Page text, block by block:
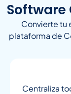
Software
Convierte tu
plataforma de
Centraliza